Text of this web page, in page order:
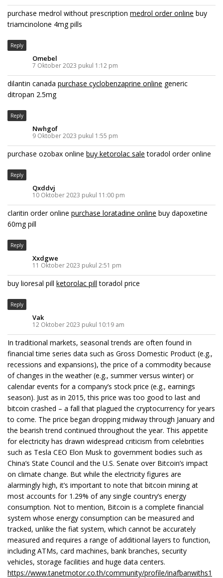
purchase medrol without prescription medrol order online buy
triamcinolone 4mg pills
Reply
Omebel
7 Oktober 2023 pukul 1:12 pm
dilantin canada purchase cyclobenzaprine online generic
ditropan 2.5mg
Reply
Nwhgof
9 Oktober 2023 pukul 1:55 pm
purchase ozobax online buy ketorolac sale toradol order online
Reply
Qxddvj
10 Oktober 2023 pukul 11:00 pm
claritin order online purchase loratadine online buy dapoxetine
60mg pill
Reply
Xxdgwe
11 Oktober 2023 pukul 2:51 pm
buy lioresal pill ketorolac pill toradol price
Reply
Vak
12 Oktober 2023 pukul 10:19 am
In traditional markets, seasonal trends are often found in
financial time series data such as Gross Domestic Product (e.g.,
recessions and expansions), the price of a commodity because
of changes in the weather (e.g., summer versus winter) or
calendar events for a company’s stock price (e.g., earnings
season). Just as in 2015, this price was too good to last and
bitcoin crashed – a fall that plagued the cryptocurrency for years
to come. The price began dropping midway through January and
the bearish trend continued throughout the year. This appetite
for electricity has drawn widespread criticism from celebrities
such as Tesla CEO Elon Musk to government bodies such as
China’s State Council and the U.S. Senate over Bitcoin’s impact
on climate change. But while the electricity figures are
alarmingly high, it’s important to note that bitcoin mining at
most accounts for 1.29% of any single country’s energy
consumption. Not to mention, Bitcoin is a complete financial
system whose energy consumption can be measured and
tracked, unlike the fiat system, which cannot be accurately
measured and requires a range of additional layers to function,
including ATMs, card machines, bank branches, security
vehicles, storage facilities and huge data centers.
https://www.tanetmotor.co.th/community/profile/inafbanwiths1